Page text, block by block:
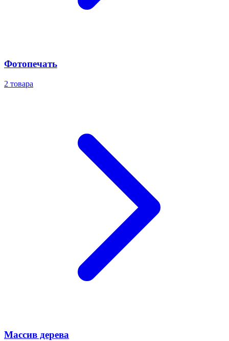
Фотопечать
2 товара
Массив дерева